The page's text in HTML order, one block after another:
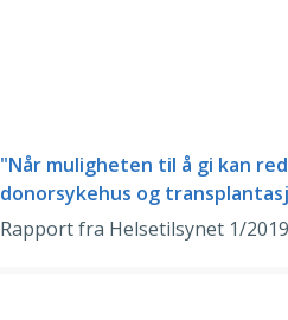
"Når muligheten til å gi kan
donorsykehus og
Rapport fra Helsetilsynet 1/2019